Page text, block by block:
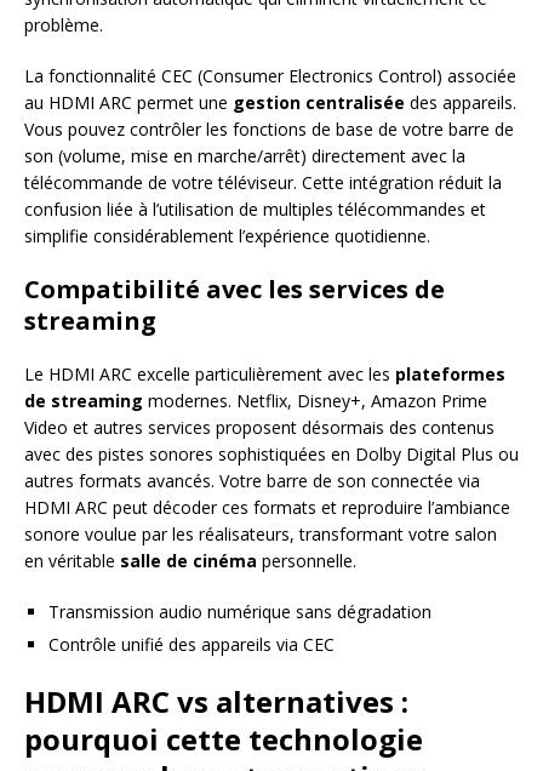
problème.
La fonctionnalité CEC (Consumer Electronics Control) associée
au HDMI ARC permet une gestion centralisée des appareils.
Vous pouvez contrôler les fonctions de base de votre barre de
son (volume, mise en marche/arrêt) directement avec la
télécommande de votre téléviseur. Cette intégration réduit la
confusion liée à l’utilisation de multiples télécommandes et
simplifie considérablement l’expérience quotidienne.
Compatibilité avec les services de
streaming
Le HDMI ARC excelle particulièrement avec les plateformes
de streaming modernes. Netflix, Disney+, Amazon Prime
Video et autres services proposent désormais des contenus
avec des pistes sonores sophistiquées en Dolby Digital Plus ou
autres formats avancés. Votre barre de son connectée via
HDMI ARC peut décoder ces formats et reproduire l’ambiance
sonore voulue par les réalisateurs, transformant votre salon
en véritable salle de cinéma personnelle.
Transmission audio numérique sans dégradation
Contrôle unifié des appareils via CEC
HDMI ARC vs alternatives :
pourquoi cette technologie